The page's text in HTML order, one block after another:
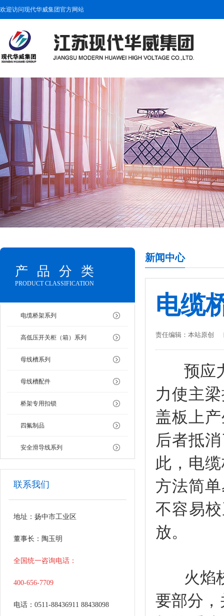
欢迎访问现代华威集团官方网站
产品分类
PRODUCT CLASSIFICATION
电缆桥架系列
高低压开关柜（箱）系列
母线槽系列
母线槽配件
桥架专用扣锁
四氟制品
安全滑导线系列
联系我们
地址：扬中市工业区
董事长：陶玉明
全国统一咨询电话：
400-656-7709
电话：0511-88436911 88438098
新闻中心
电缆
责任编辑：本站原创
预应力
力使主
盖板上
后者抵
此，电
方法简
不容易
放。
火焰
要部分